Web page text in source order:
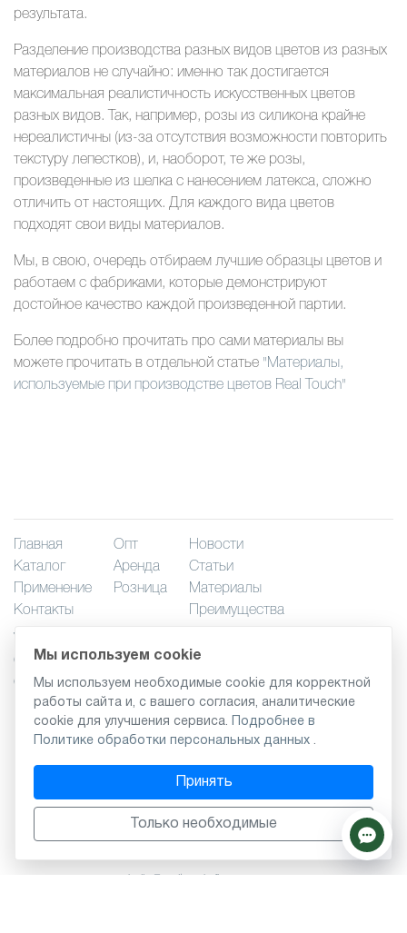
результата.
Разделение производства разных видов цветов из разных
материалов не случайно: именно так достигается
максимальная реалистичность искусственных цветов
разных видов. Так, например, розы из силикона крайне
нереалистичны (из-за отсутствия возможности повторить
текстуру лепестков), и, наоборот, те же розы,
произведенные из шелка с нанесением латекса, сложно
отличить от настоящих. Для каждого вида цветов
подходят свои виды материалов.
Мы, в свою, очередь отбираем лучшие образцы цветов и
работаем с фабриками, которые демонстрируют
достойное качество каждой произведенной партии.
Более подробно прочитать про сами материалы вы
можете прочитать в отдельной статье "Материалы,
используемые при производстве цветов Real Touch"
Главная
Каталог
Применение
Контакты
Опт
Аренда
Розница
Новости
Статьи
Материалы
Преимущества
Онлайн курс: Озеленение интерьера
Онлайн курс: Основы флористики
Мастер-классы
Правила хранения и эксплуатации
Правила копирования материалов с сайта
персональных данных
г. Москва, 2-й Грайвороновский проезд, 42к1
594402386909
Мы используем cookie
Мы используем необходимые cookie для корректной
работы сайта и, с вашего согласия, аналитические
cookie для улучшения сервиса.
Подробнее в
Политике обработки персональных данных .
Принять
Только необходимые